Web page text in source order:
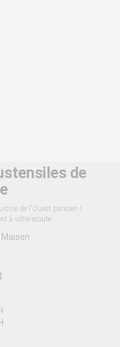
de
de l'Ouest parisien !
à votre écoute.